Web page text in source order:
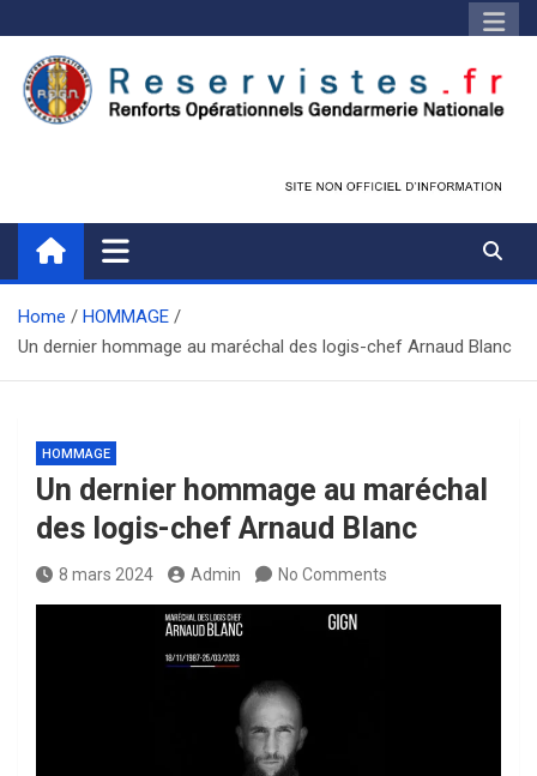
to
content
Home
HOMMAGE
Un dernier hommage au maréchal des logis-chef Arnaud Blanc
HOMMAGE
Un dernier hommage au maréchal
des logis-chef Arnaud Blanc
8 mars 2024 Admin No Comments